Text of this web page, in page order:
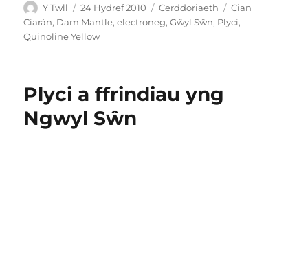
Awdur
Y Twll
Cofnodwyd
ar
24 Hydref 2010 Categorïau
Cerddoriaeth Tagiau
Cian
Ciarán, Dam Mantle,electroneg,Gŵyl Sŵn, Plyci,
Quinoline Yellow
Plyci a ffrindiau yng
Ngwyl Sŵn